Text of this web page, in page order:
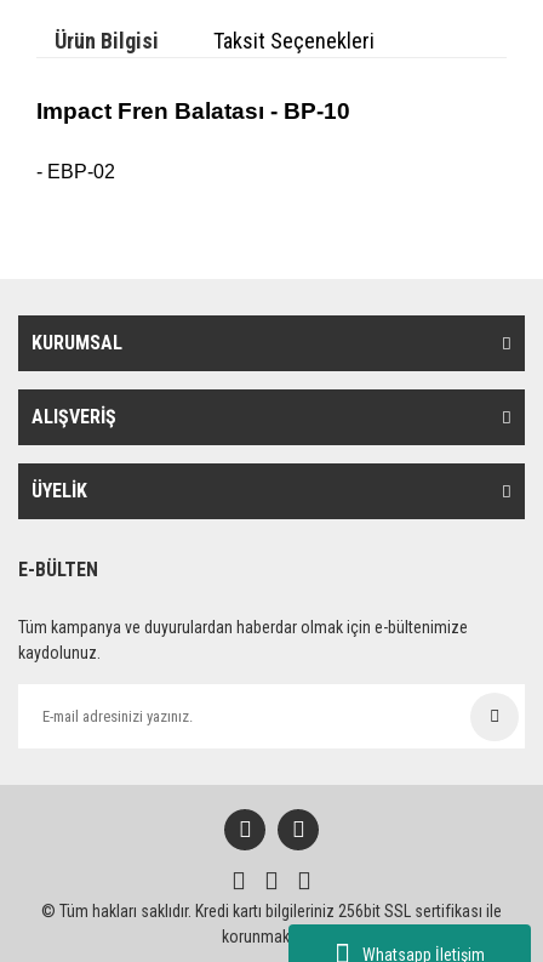
Whatsapp İletişim
Ürün Bilgisi Taksit Seçenekleri
Impact Fren Balatası - BP-10
- EBP-02
KURUMSAL
ALIŞVERİŞ
ÜYELİK
E-BÜLTEN
Tüm kampanya ve duyurulardan haberdar olmak için e-bültenimize
kaydolunuz.
© Tüm hakları saklıdır. Kredi kartı bilgileriniz 256bit SSL sertifikası ile
korunmaktadır.